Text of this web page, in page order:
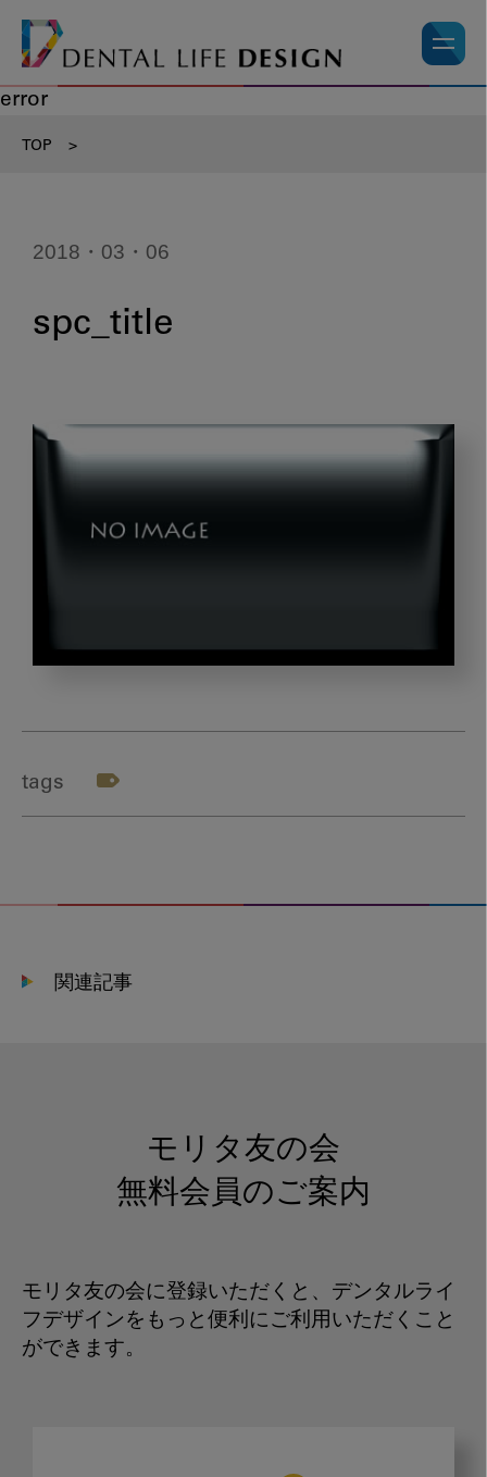
error
TOP >
2018・03・06
spc_title
tags
関連記事
モリタ友の会
無料会員のご案内
モリタ友の会に登録いただくと、デンタルライ
フデザインをもっと便利にご利用いただくこと
ができます。